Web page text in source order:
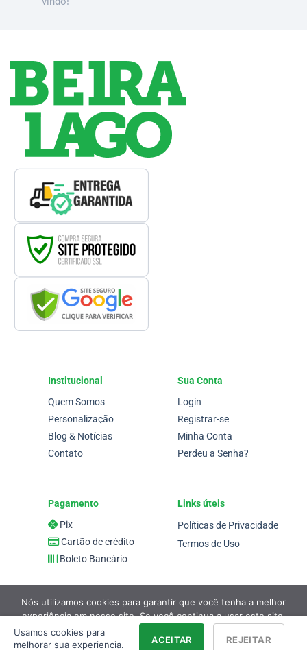
Institucional
Quem Somos
Personalização
Blog & Notícias
Contato
Sua Conta
Login
Registrar-se
Minha Conta
Perdeu a Senha?
Pagamento
Pix
Cartão de crédito
Boleto Bancário
Links úteis
Políticas de Privacidade
Termos de Uso
Nós utilizamos cookies para garantir que você tenha a melhor
experiência em nosso site. Se você continua a usar este site,
assumimos que você está satisfeito.
Usamos cookies para
melhorar sua experiencia.
ACEITAR REJEITAR